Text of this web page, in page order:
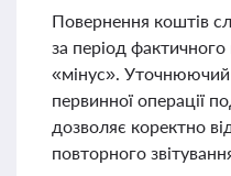
Повернення коштів
за період
«мінус». Уточнюючий
первинної операції
дозволяє коректно
повторного